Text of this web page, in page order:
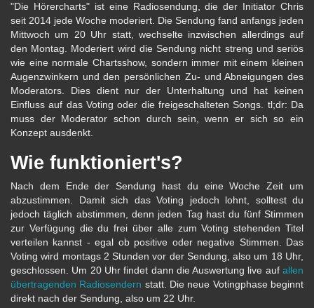
"Die Hörercharts" ist eine Radiosendung, die der Initiator Chris
seit 2014 jede Woche moderiert. Die Sendung fand anfangs jeden
Mittwoch um 20 Uhr statt, wechselte inzwischen allerdings auf
den Montag. Moderiert wird die Sendung nicht streng und seriös
wie eine normale Chartsshow, sondern immer mit einem kleinen
Augenzwinkern und den persönlichen Zu- und Abneigungen des
Moderators. Dies dient nur der Unterhaltung und hat keinen
Einfluss auf das Voting oder die freigeschalteten Songs. tl;dr: Da
muss der Moderator schon durch sein, wenn er sich so ein
Konzept ausdenkt.
Wie funktioniert's?
Nach dem Ende der Sendung hast du eine Woche Zeit um
abzustimmen. Damit sich das Voting jedoch lohnt, solltest du
jedoch täglich abstimmen, denn jeden Tag hast du fünf Stimmen
zur Verfügung die du frei über alle zum Voting stehenden Titel
verteilen kannst - egal ob positive oder negative Stimmen. Das
Voting wird montags 2 Stunden vor der Sendung, also um 18 Uhr,
geschlossen. Um 20 Uhr findet dann die Auswertung live auf allen
übertragenden Radiosendern statt. Die neue Votingphase beginnt
direkt nach der Sendung, also um 22 Uhr.